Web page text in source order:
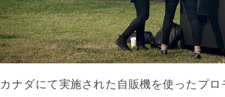
カナダにて実施された自販機を使ったプ